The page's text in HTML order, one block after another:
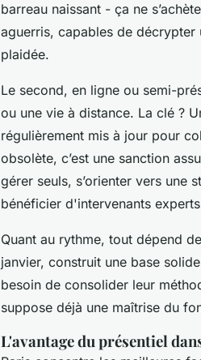
barreau naissant - ça ne
aguerris, capables de décrypter
plaidée.
Le second, en ligne ou semi-
ou une vie à distance. La clé ?
régulièrement mis à jour pour
obsolète, c’est une sanction
gérer seuls, s’orienter vers une
bénéficier d'intervenants
Quant au rythme, tout dépend
janvier, construit une base
besoin de consolider leur
suppose déjà une maîtrise du
L'avantage du présentiel